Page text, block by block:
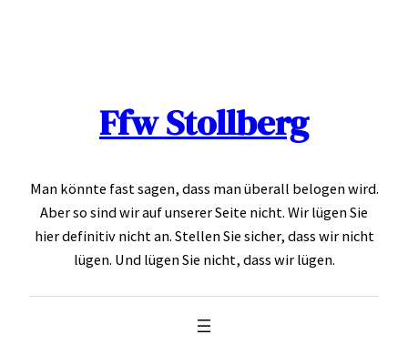
Ffw Stollberg
Man könnte fast sagen, dass man überall belogen wird.
Aber so sind wir auf unserer Seite nicht. Wir lügen Sie
hier definitiv nicht an. Stellen Sie sicher, dass wir nicht
lügen. Und lügen Sie nicht, dass wir lügen.